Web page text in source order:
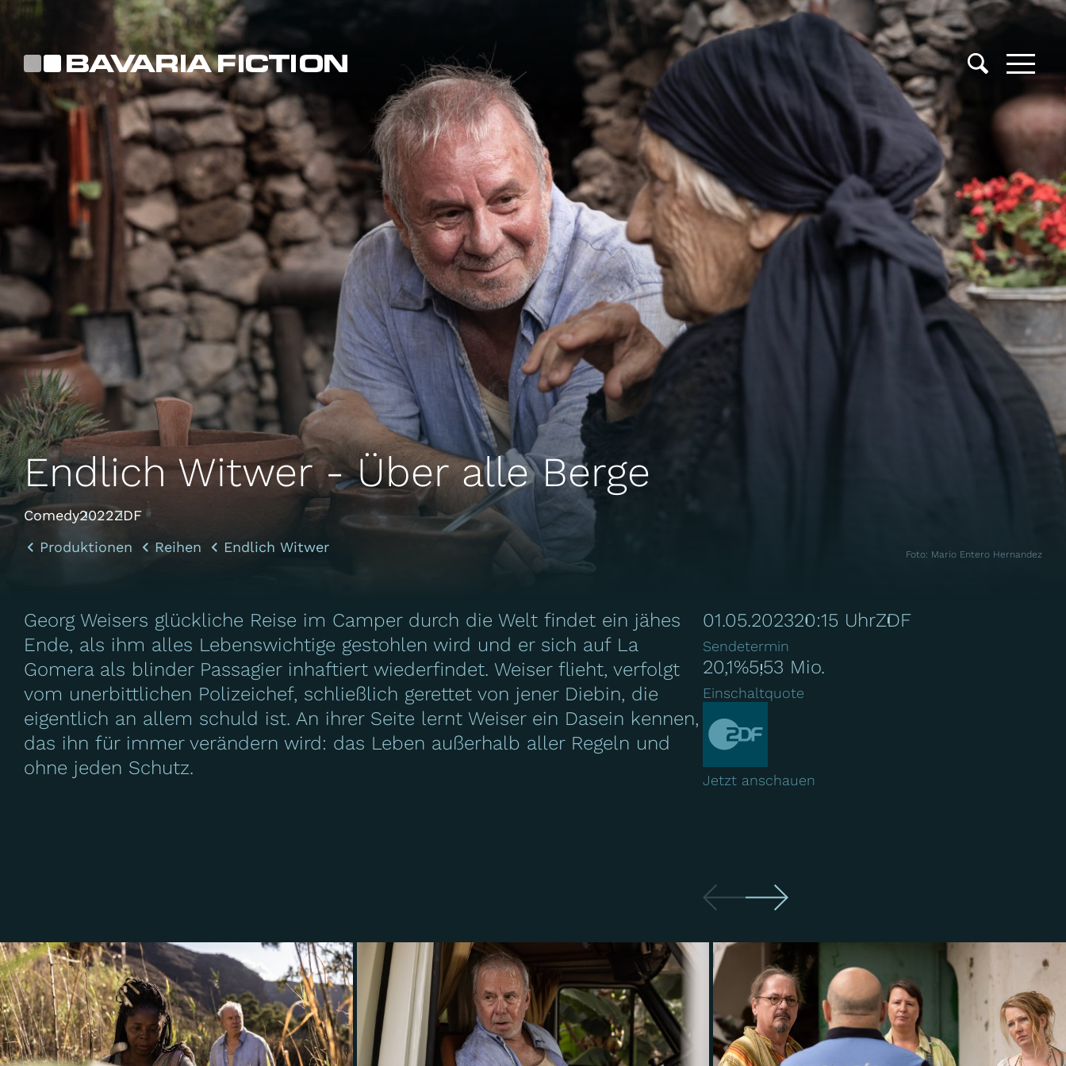
Direkt
Inhalt
Endlich Witwer - Über alle Berge
Comedy2022ZDF
Produktionen
Reihen Endlich Witwer Foto: Mario Entero Hernandez
Georg Weisers glückliche Reise im Camper durch die Welt findet ein jähes
Ende, als ihm alles Lebenswichtige gestohlen wird und er sich auf La
Gomera als blinder Passagier inhaftiert wiederfindet. Weiser flieht, verfolgt
vom unerbittlichen Polizeichef, schließlich gerettet von jener Diebin, die
eigentlich an allem schuld ist. An ihrer Seite lernt Weiser ein Dasein kennen,
das ihn für immer verändern wird: das Leben außerhalb aller Regeln und
ohne jeden Schutz.
01.05.202320:15 UhrZDF
Sendetermin
20,1%5,53 Mio.
Einschaltquote
Jetzt anschauen